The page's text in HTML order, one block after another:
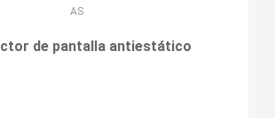
AS
de pantalla antiestático